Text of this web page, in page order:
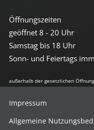
Öffnungszeiten
geöffnet 8 - 20 Uhr
Samstag bis 18 Uhr
Sonn- und Feiertags
außerhalb der gesetzlichen
Impressum
Allgemeine